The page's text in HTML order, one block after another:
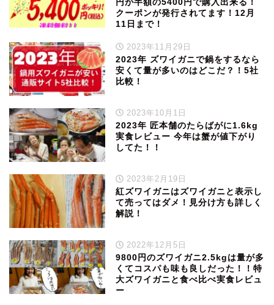
円が半額の5400円で購入出来る！
クーポンが発行されてます！12月
11日まで！
2023年11月29日
2023年 ズワイガニで鍋をするなら
安くて量が多いのはどこだ？！5社
比較！
2023年10月1日
2023年 匠本舗のたらばがに1.6kg
実食レビュー 今年は蟹が値下がり
してた！！
2023年2月19日
紅ズワイガニはズワイガニと表示し
て売ってはダメ！見分け方も詳しく
解説！
2022年12月5日
9800円のズワイガニ2.5kgは量が多
くてコスパも味も良しだった！！特
大ズワイガニと食べ比べ実食レビュ
ー